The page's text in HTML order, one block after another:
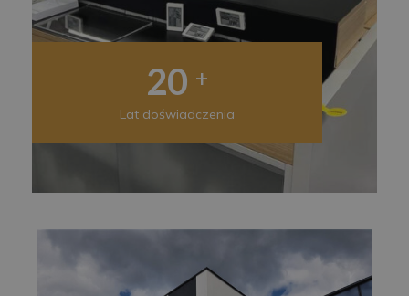
20 +
Lat doświadczenia